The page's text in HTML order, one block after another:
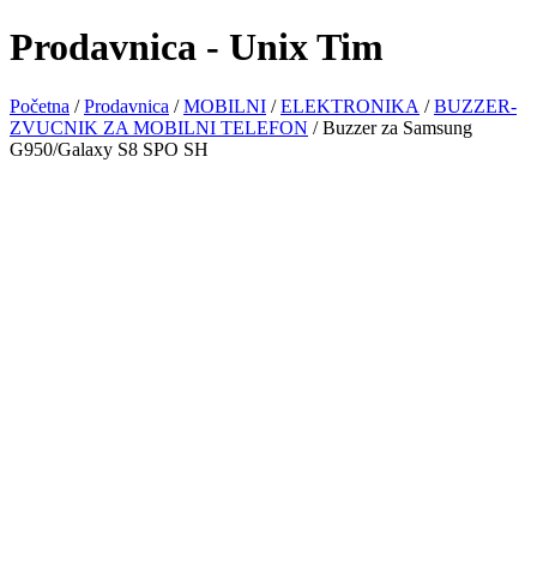
Prodavnica - Unix Tim
Početna /Prodavnica /MOBILNI /ELEKTRONIKA /BUZZER-
ZVUCNIK ZA MOBILNI TELEFON / Buzzer za Samsung
G950/Galaxy S8 SPO SH